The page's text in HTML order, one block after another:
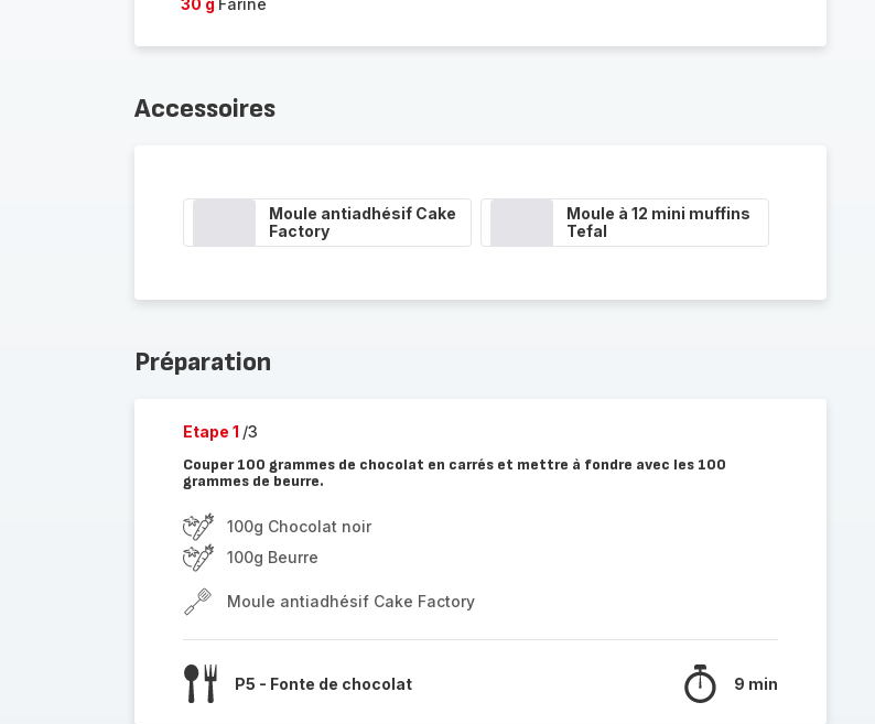
30 g Farine
Accessoires
Moule antiadhésif Cake
Factory
Moule à 12 mini muffins
Tefal
Préparation
Etape 1 /3
Couper 100 grammes de chocolat en carrés et mettre à fondre avec les 100
grammes de beurre.
100g Chocolat noir
100g Beurre
Moule antiadhésif Cake Factory
P5 - Fonte de chocolat 9 min